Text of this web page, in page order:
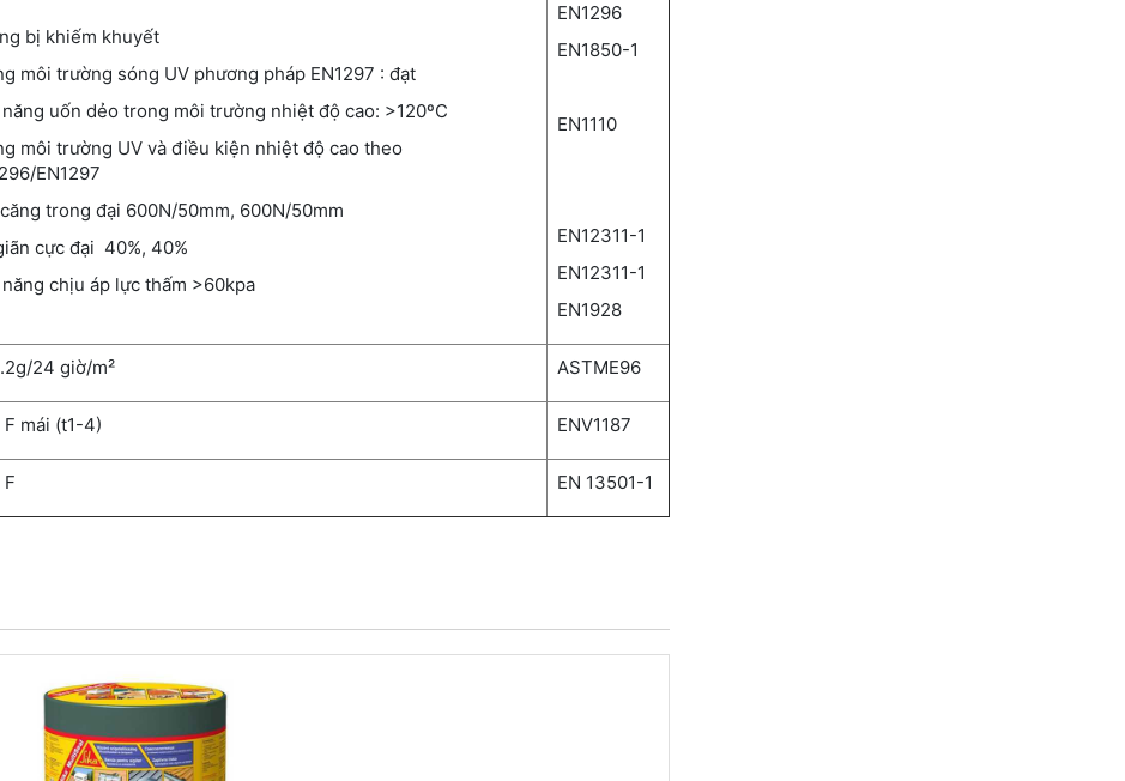
bị khiếm khuyết
môi trường sóng UV phương pháp EN1297 : đạt
năng uốn dẻo trong môi trường nhiệt độ cao: >120ºC
môi trường UV và điều kiện nhiệt độ cao theo
EN1297
trong đại 600N/50mm, 600N/50mm
cực đại 40%, 40%
năng chịu áp lực thấm >60kpa
EN1296
EN1850-1
EN1110
EN12311-1
EN12311-1
EN1928
24 giờ/m² ASTME96
F mái (t1-4) ENV1187
F EN 13501-1